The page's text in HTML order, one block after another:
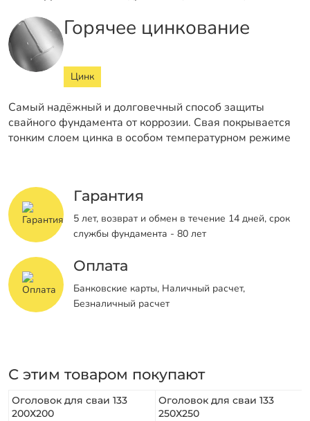
Горячее цинкование
Цинк
Самый надёжный и долговечный способ защиты
свайного фундамента от коррозии. Свая покрывается
тонким слоем цинка в особом температурном режиме
Гарантия
5 лет, возврат и обмен в течение 14 дней, срок
службы фундамента - 80 лет
Оплата
Банковские карты, Наличный расчет,
Безналичный расчет
С этим товаром покупают
Оголовок для сваи 133
200Х200
Оголовок для сваи 133
250Х250